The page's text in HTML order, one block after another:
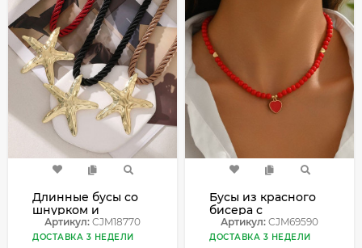
Длинные бусы со
шнурком и
крупной
золотистой
Артикул: CJM18770
ДОСТАВКА 3 НЕДЕЛИ
Бусы из красного
бисера с
подвеской в форме
сердца CJM69590
Артикул: CJM69590
ДОСТАВКА 3 НЕДЕЛИ